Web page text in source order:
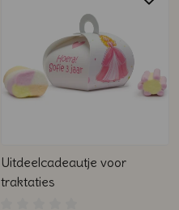
Uitdeelcadeautje voor
traktaties